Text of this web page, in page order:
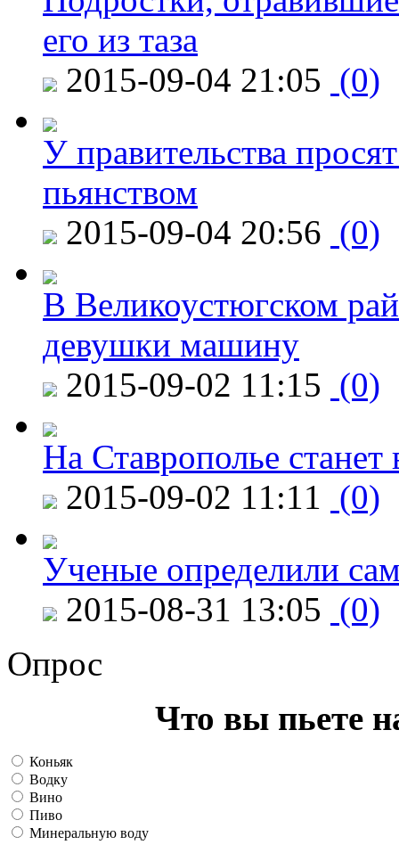
его из таза
2015-09-04 21:05 (0)
У правительства
пьянством
2015-09-04 20:56 (0)
В Великоустюгском
девушки машину
2015-09-02 11:15 (0)
На Ставрополье
2015-09-02 11:11 (0)
Ученые определили
2015-08-31 13:05 (0)
Опрос
Что вы пьете
Коньяк
Водку
Вино
Пиво
Минеральную воду